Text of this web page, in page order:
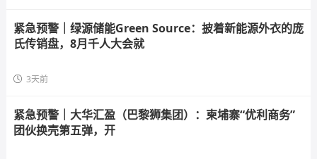
紧急预警｜绿源储能Green Source：披着新能源外衣的庞
氏传销盘，8月千人大会就
3天前
紧急预警｜大华汇盈（巴黎狮集团）：柬埔寨“优利商务”
团伙换壳第五弹，开